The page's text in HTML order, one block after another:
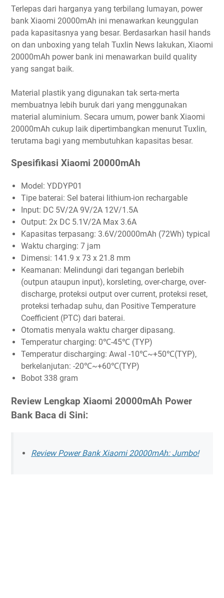
Terlepas dari harganya yang terbilang lumayan, power
bank Xiaomi 20000mAh ini menawarkan keunggulan
pada kapasitasnya yang besar. Berdasarkan hasil hands
on dan unboxing yang telah Tuxlin News lakukan, Xiaomi
20000mAh power bank ini menawarkan build quality
yang sangat baik.
Material plastik yang digunakan tak serta-merta
membuatnya lebih buruk dari yang menggunakan
material aluminium. Secara umum, power bank Xiaomi
20000mAh cukup laik dipertimbangkan menurut Tuxlin,
terutama bagi yang membutuhkan kapasitas besar.
Spesifikasi Xiaomi 20000mAh
Model: YDDYP01
Tipe baterai: Sel baterai lithium-ion rechargable
Input: DC 5V/2A 9V/2A 12V/1.5A
Output: 2x DC 5.1V/2A Max 3.6A
Kapasitas terpasang: 3.6V/20000mAh (72Wh) typical
Waktu charging: 7 jam
Dimensi: 141.9 x 73 x 21.8 mm
Keamanan: Melindungi dari tegangan berlebih
(outpun ataupun input), korsleting, over-charge, over-
discharge, proteksi output over current, proteksi reset,
proteksi terhadap suhu, dan Positive Temperature
Coefficient (PTC) dari baterai.
Otomatis menyala waktu charger dipasang.
Temperatur charging: 0℃-45℃ (TYP)
Temperatur discharging: Awal -10℃~+50℃(TYP),
berkelanjutan: -20℃~+60℃(TYP)
Bobot 338 gram
Review Lengkap Xiaomi 20000mAh Power
Bank Baca di Sini:
Review Power Bank Xiaomi 20000mAh: Jumbo!